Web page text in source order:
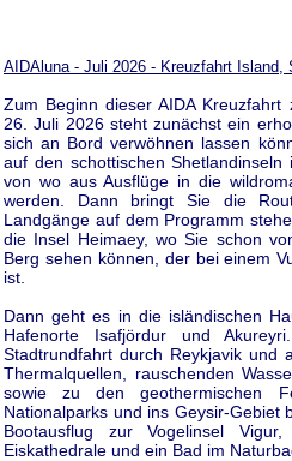
AIDAluna - Juli 2026 - Kreuzfahrt Island,
Zum Beginn dieser AIDA
26. Juli 2026 steht zunächst ein
sich an Bord verwöhnen lassen
auf den schottischen Shetlandinseln
von wo aus Ausflüge in die
werden. Dann bringt Sie die
Landgänge auf dem Programm
die Insel Heimaey, wo Sie schon
Berg sehen können, der bei einem
ist.
Dann geht es in die isländischen
Hafenorte Isafjördur und
Stadtrundfahrt durch Reykjavik und
Thermalquellen, rauschenden
sowie zu den geothermischen
Nationalparks und ins Geysir-Gebiet
Bootausflug zur Vogelinsel
Eiskathedrale und ein Bad im